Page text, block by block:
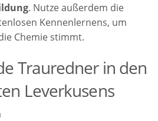
. Nutze außerdem die
Kennenlernens, um
Chemie stimmt.
Trauredner in den
Leverkusens